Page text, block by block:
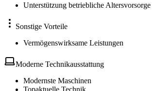
Unterstützung betriebliche Altersvorsorge
Sonstige Vorteile
Vermögenswirksame Leistungen
Moderne Technikausstattung
Modernste Maschinen
Topaktuelle Technik